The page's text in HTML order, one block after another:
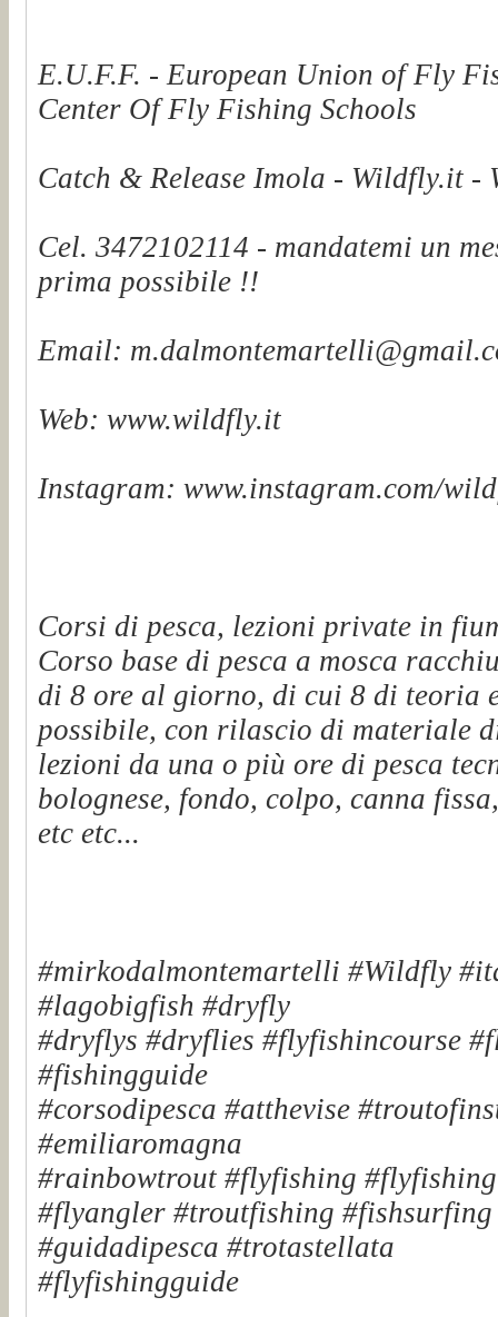
E.U.F.F. - European Union of Fly
Center Of Fly Fishing Schools
Catch & Release Imola - Wildfly.it
Cel. 3472102114 - mandatemi un
prima possibile !!
Email:
Web: www.wildfly.it
Instagram: www.instagram.com/
Corsi di pesca, lezioni private in
Corso base di pesca a mosca
di 8 ore al giorno, di cui 8 di teoria
possibile, con rilascio di materiale
lezioni da una o più ore di pesca
bolognese, fondo, colpo, canna
etc etc...
#mirkodalmontemartelli #Wildfly
#lagobigfish #dryfly
#dryflys #dryflies #flyfishincourse
#fishingguide
#corsodipesca #atthevise
#emiliaromagna
#rainbowtrout #flyfishing
#flyangler #troutfishing
#guidadipesca #trotastellata
#flyfishingguide